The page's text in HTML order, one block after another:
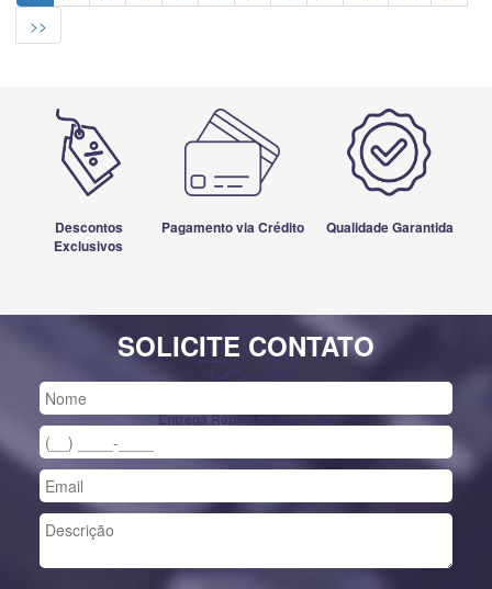
>>
Descontos
Exclusivos
Pagamento via Crédito Qualidade Garantida
Entrega Rápida na sua casa
SOLICITE CONTATO